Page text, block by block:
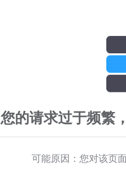
您的请求过于频繁
可能原因：您对该页